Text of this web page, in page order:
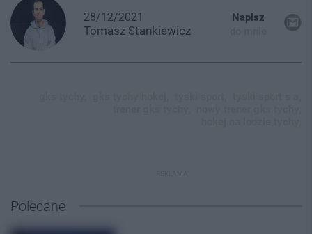
28/12/2021
Tomasz Stankiewicz
Napisz
Polecane